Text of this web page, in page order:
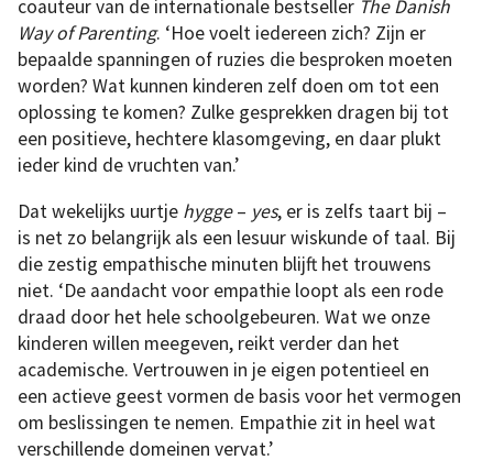
coauteur van de internationale bestseller The Danish
Way of Parenting. ‘Hoe voelt iedereen zich? Zijn er
bepaalde spanningen of ruzies die besproken moeten
worden? Wat kunnen kinderen zelf doen om tot een
oplossing te komen? Zulke gesprekken dragen bij tot
een positieve, hechtere klasomgeving, en daar plukt
ieder kind de vruchten van.’
Dat wekelijks uurtje hygge– yes, er is zelfs taart bij –
is net zo belangrijk als een lesuur wiskunde of taal. Bij
die zestig empathische minuten blijft het trouwens
niet. ‘De aandacht voor empathie loopt als een rode
draad door het hele schoolgebeuren. Wat we onze
kinderen willen meegeven, reikt verder dan het
academische. Vertrouwen in je eigen potentieel en
een actieve geest vormen de basis voor het vermogen
om beslissingen te nemen. Empathie zit in heel wat
verschillende domeinen vervat.’